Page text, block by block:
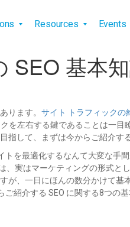
Resources Events
SEO 基本
ります。 サイト トラフィックの
左右する鍵であることは一
して、まずは今からご紹介す
を最適化するなんて大変な手
実はマーケティングの形式
が、一日にほんの数分かけて
紹介する SEO に関する8つの